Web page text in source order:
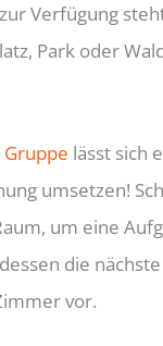
Verfügung
Park oder
lässt sich
umsetzen!
um eine
die
vor.